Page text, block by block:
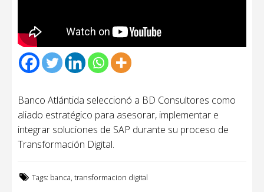
Banco Atlántida seleccionó a BD Consultores como
aliado estratégico para asesorar, implementar e
integrar soluciones de SAP durante su proceso de
Transformación Digital.
Tags: banca,transformacion digital